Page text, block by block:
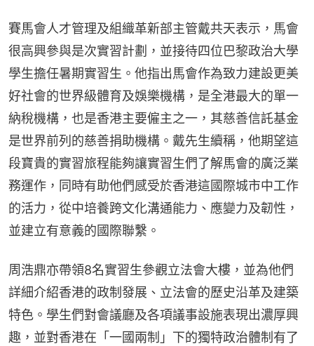
賽馬會人才管理及組織革新部主管戴共天表示，馬會
很高興參與是次實習計劃，並接待四位巴黎政治大學
學生擔任暑期實習生。他指出馬會作為致力建設更美
好社會的世界級體育及娛樂機構，是全港最大的單一
納稅機構，也是香港主要僱主之一，其慈善信託基金
是世界前列的慈善捐助機構。戴先生續稱，他期望這
段寶貴的實習旅程能夠讓實習生們了解馬會的廣泛業
務運作，同時有助他們感受於香港這國際城市中工作
的活力，從中培養跨文化溝通能力、應變力及韌性，
並建立有意義的國際聯繫。
周浩鼎亦帶領8名實習生參觀立法會大樓，並為他們
詳細介紹香港的政制發展、立法會的歷史沿革及建築
特色。學生們對會議廳及各項議事設施表現出濃厚興
趣，並對香港在「一國兩制」下的獨特政治體制有了